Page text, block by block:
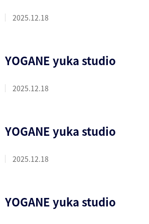
2025.12.18
YOGANE yuka studio
2025.12.18
YOGANE yuka studio
2025.12.18
YOGANE yuka studio